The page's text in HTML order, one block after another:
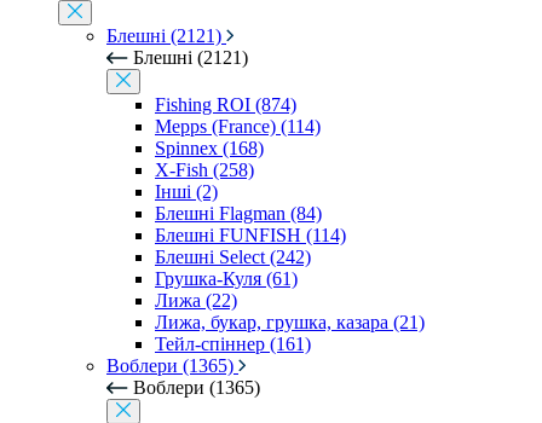
Блешні (2121)
Блешні (2121)
Fishing ROI (874)
Mepps (France) (114)
Spinnex (168)
X-Fish (258)
Інші (2)
Блешні Flagman (84)
Блешні FUNFISH (114)
Блешні Select (242)
Грушка-Куля (61)
Лижа (22)
Лижа, букар, грушка, казара (21)
Тейл-спіннер (161)
Воблери (1365)
Воблери (1365)